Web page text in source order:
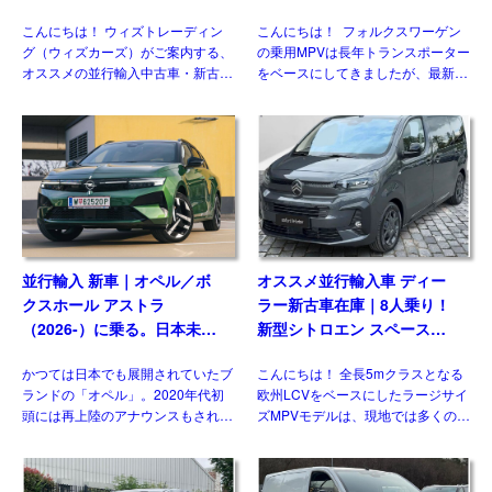
こんにちは！ ウィズトレーディン
グ（ウィズカーズ）がご案内する、
オススメの並行輸入中古車・新古
入のシュコダ オクタビア
vRS(Skoda Octavia vRS）です。
グレード追加で […]
8AT 左ハンドル
こんにちは！ フォルクスワーゲン
の乗用MPVは長年トランスポーター
をベースにしてきましたが、最新の
た。マルチバンやカリフォルニアが
乗用車系プラットフォームを採用し
たモデルとして […]
並行輸入 新車｜オペル／ボ
クスホール アストラ
（2026-）に乗る。日本未導
要・スペック・価格の情報。
かつては日本でも展開されていたブ
ランドの「オペル」。2020年代初
頭には再上陸のアナウンスもされま
ません。一方欧州では積極的なモデ
ル展開を行っており、ベストセラー
オススメ並行輸入車 ディー
ラー新古車在庫｜8人乗り！
新型シトロエン スペースツ
180 M 8AT 左ハンドル
こんにちは！ 全長5mクラスとなる
欧州LCVをベースにしたラージサイ
ズMPVモデルは、現地では多くのメ
状日本市場には正規導入されている
モデルはありません。そのなかでも